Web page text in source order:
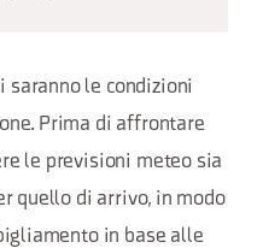
saranno le condizioni
Prima di affrontare
le previsioni meteo sia
quello di arrivo, in modo
in base alle